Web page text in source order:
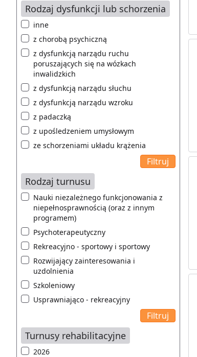
Rodzaj dysfunkcji lub schorzenia
inne
z chorobą psychiczną
z dysfunkcją narządu ruchu
poruszających się na wózkach
inwalidzkich
z dysfunkcją narządu słuchu
z dysfunkcją narządu wzroku
z padaczką
z upośledzeniem umysłowym
ze schorzeniami układu krążenia
Rodzaj turnusu
Nauki niezależnego funkcjonowania z
niepełnosprawnością (oraz z innym
programem)
Psychoterapeutyczny
Rekreacyjno - sportowy i sportowy
Rozwijający zainteresowania i
uzdolnienia
Szkoleniowy
Usprawniająco - rekreacyjny
Turnusy rehabilitacyjne
2026